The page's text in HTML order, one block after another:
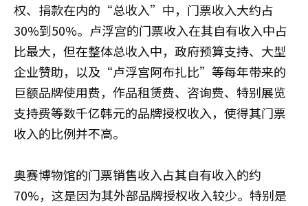
权、捐款在内的“总收入”中，门票收入大约占
30%到50%。卢浮宫的门票收入在其自有收入中占
比最大，但在整体总收入中，政府预算支持、大型
企业赞助，以及“卢浮宫阿布扎比”等每年带来的
巨额品牌使用费，作品租赁费、咨询费、特别展览
支持费等数千亿韩元的品牌授权收入，使得其门票
收入的比例并不高。
奥赛博物馆的门票销售收入占其自有收入的约
70%，这是因为其外部品牌授权收入较少。特别是